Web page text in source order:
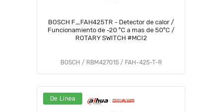
BOSCH F_FAH425TR - Detector de calor /
Funcionamiento de -20 °C a mas de 50°C /
ROTARY SWITCH #MCI2
BOSCH / RBM427015 / FAH-425-T-R
De Línea